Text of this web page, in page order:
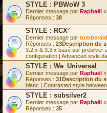
STYLE : PBWoW 3
Dernier message par Raphaël «
Réponses : 38
STYLE : RCX²
Dernier message par tomberaid
Réponses : 23Description du
3.2.x & 3.3.x basé sur prosilver
configuration | Advanced style
STYLE : We_Universal
Dernier message par Raphaël «
Réponses : 31Description du
blanc | Contrasted style
STYLE : subsilver2
Dernier message par Raphaël «
Réponses : 35